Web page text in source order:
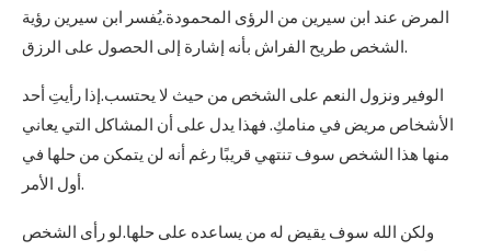
المرض عند ابن سيرين من الرؤى المحمودة.يُفسر ابن سيرين رؤية
الشخص طريح الفراش بأنه إشارة إلى الحصول على الرزق.
الوفير ونزول النعم على الشخص من حيث لا يحتسب.إذا رأيتِ أحد
الأشخاص مريض في منامكِ. فهذا يدل على أن المشاكل التي يعاني
منها هذا الشخص سوف تنتهي قريبًا رغم أنه لن يتمكن من حلها في
أول الأمر.
ولكن الله سوف يقيض له من يساعده على حلها.لو رأى الشخص